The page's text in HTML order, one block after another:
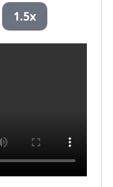
1.5x